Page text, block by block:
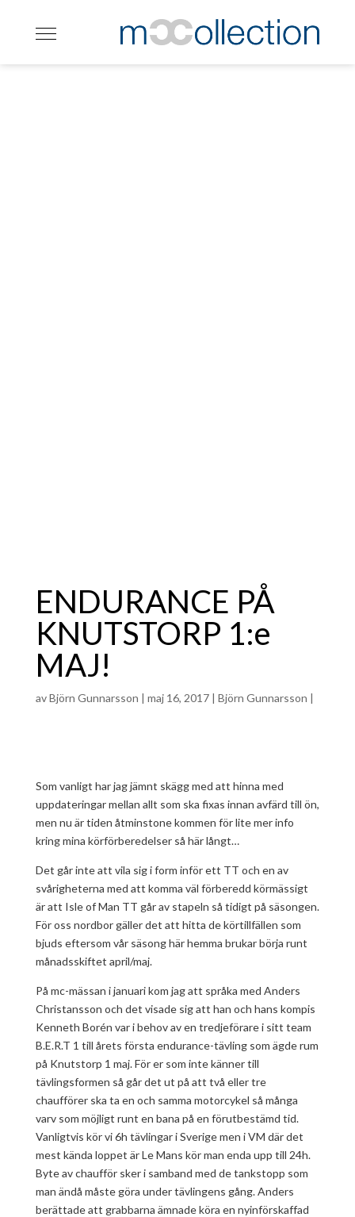
ENDURANCE PÅ
KNUTSTORP 1:e
MAJ!
avBjörn Gunnarsson | maj 16, 2017| Björn Gunnarsson |
Som vanligt har jag jämnt skägg med att hinna med
uppdateringar mellan allt som ska fixas innan avfärd till ön,
men nu är tiden åtminstone kommen för lite mer info
kring mina körförberedelser så här långt…
Det går inte att vila sig i form inför ett TT och en av
svårigheterna med att komma väl förberedd körmässigt
är att Isle of Man TT går av stapeln så tidigt på säsongen.
För oss nordbor gäller det att hitta de körtillfällen som
bjuds eftersom vår säsong här hemma brukar börja runt
månadsskiftet april/maj.
På mc-mässan i januari kom jag att språka med Anders
Christansson och det visade sig att han och hans kompis
Kenneth Borén var i behov av en tredjeförare i sitt team
B.E.R.T 1 till årets första endurance-tävling som ägde rum
på Knutstorp 1 maj. För er som inte känner till
tävlingsformen så går det ut på att två eller tre
chaufförer ska ta en och samma motorcykel så många
varv som möjligt runt en bana på en förutbestämd tid.
Vanligtvis kör vi 6h tävlingar i Sverige men i VM där det
mest kända loppet är Le Mans kör man enda upp till 24h.
Byte av chaufför sker i samband med de tankstopp som
man ändå måste göra under tävlingens gång. Anders
berättade att grabbarna ämnade köra en nyinförskaffad